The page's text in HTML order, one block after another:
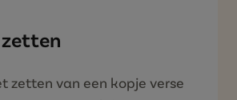
zetten
zetten van een kopje verse